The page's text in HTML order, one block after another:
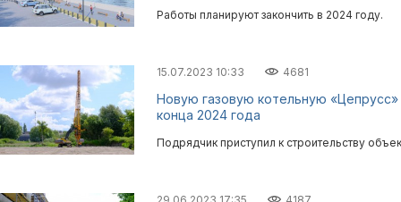
Работы планируют закончить в 2024 году.
15.07.2023 10:33 4681
Новую газовую котельную
конца 2024 года
Подрядчик приступил к строительству